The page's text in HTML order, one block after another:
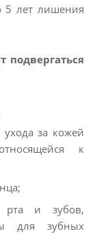
5 лет лишения
подвергаться
ухода за кожей
к
рта и зубов,
для зубных